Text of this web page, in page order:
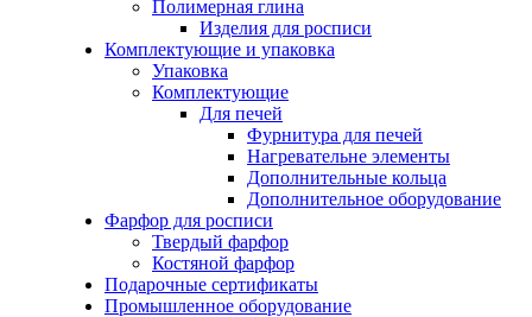
Полимерная глина
Изделия для росписи
Комплектующие и упаковка
Упаковка
Комплектующие
Для печей
Фурнитура для печей
Нагревательне элементы
Дополнительные кольца
Дополнительное оборудование
Фарфор для росписи
Твердый фарфор
Костяной фарфор
Подарочные сертификаты
Промышленное оборудование